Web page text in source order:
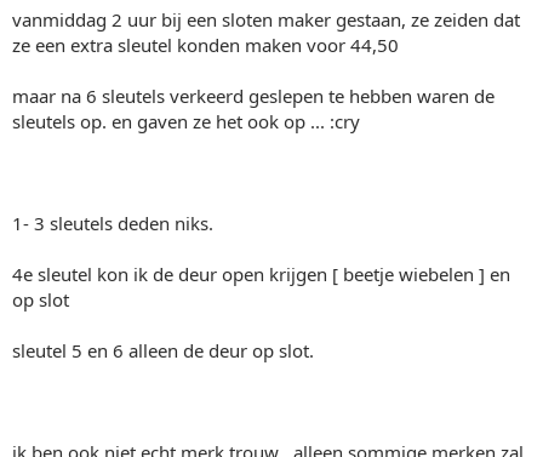
vanmiddag 2 uur bij een sloten maker gestaan, ze zeiden dat
ze een extra sleutel konden maken voor 44,50
maar na 6 sleutels verkeerd geslepen te hebben waren de
sleutels op. en gaven ze het ook op ... :cry
1- 3 sleutels deden niks.
4e sleutel kon ik de deur open krijgen [ beetje wiebelen ] en
op slot
sleutel 5 en 6 alleen de deur op slot.
ik ben ook niet echt merk trouw , alleen sommige merken zal